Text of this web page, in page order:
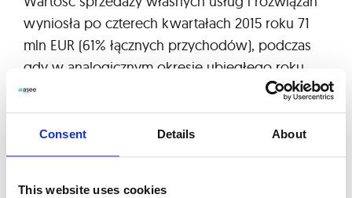
Consent Details About
This website uses cookies
wyniosła po czterech kwartałach 2015 roku 71
mln EUR (61% łącznych przychodów), podczas
gdy w analogicznym okresie ubiegłego roku
było to 66,7 mln EUR (56%). Wpłynęło to na
wzrost marży zysku brutto ze sprzedaży, która
osiągnęła na koniec 2015 roku poziom 25,7%, co
oznacza wzrost o 2,2 punktu procentowego w